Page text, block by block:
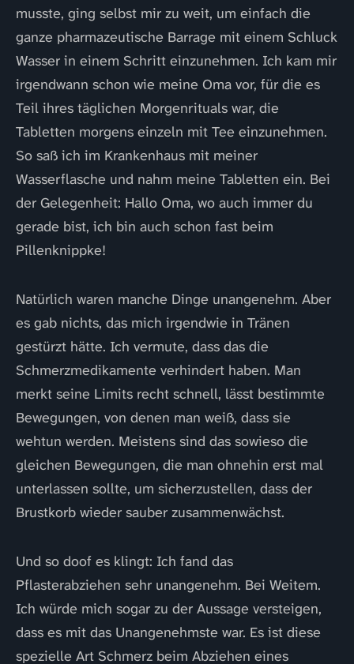
musste, ging selbst mir zu weit, um einfach die
ganze pharmazeutische Barrage mit einem Schluck
Wasser in einem Schritt einzunehmen. Ich kam mir
irgendwann schon wie meine Oma vor, für die es
Teil ihres täglichen Morgenrituals war, die
Tabletten morgens einzeln mit Tee einzunehmen.
So saß ich im Krankenhaus mit meiner
Wasserflasche und nahm meine Tabletten ein. Bei
der Gelegenheit: Hallo Oma, wo auch immer du
gerade bist, ich bin auch schon fast beim
Pillenknippke!
Natürlich waren manche Dinge unangenehm. Aber
es gab nichts, das mich irgendwie in Tränen
gestürzt hätte. Ich vermute, dass das die
Schmerzmedikamente verhindert haben. Man
merkt seine Limits recht schnell, lässt bestimmte
Bewegungen, von denen man weiß, dass sie
wehtun werden. Meistens sind das sowieso die
gleichen Bewegungen, die man ohnehin erst mal
unterlassen sollte, um sicherzustellen, dass der
Brustkorb wieder sauber zusammenwächst.
Und so doof es klingt: Ich fand das
Pflasterabziehen sehr unangenehm. Bei Weitem.
Ich würde mich sogar zu der Aussage versteigen,
dass es mit das Unangenehmste war. Es ist diese
spezielle Art Schmerz beim Abziehen eines